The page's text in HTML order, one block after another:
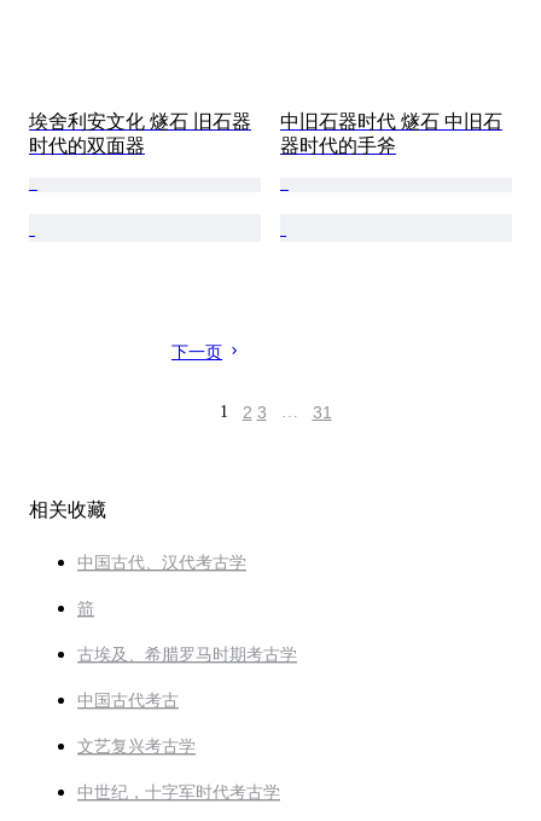
埃舍利安文化 燧石 旧石器
时代的双面器
中旧石器时代 燧石 中旧石
器时代的手斧
下一页
1 2 3 … 31
相关收藏
中国古代、汉代考古学
箭
古埃及、希腊罗马时期考古学
中国古代考古
文艺复兴考古学
中世纪，十字军时代考古学